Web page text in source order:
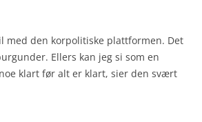
med den korpolitiske plattformen. Det
Ellers kan jeg si som en
klart før alt er klart, sier den svært